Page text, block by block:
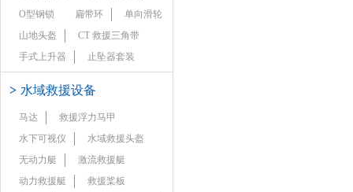
O型钢锁
扁带环
单向滑轮
山地头盔
CT 救援三角带
手式上升器
止坠器套装
> 水域救援设备
马达
救援浮力马甲
水下可视仪
水域救援头盔
无动力艇
激流救援艇
动力救援艇
救援桨板